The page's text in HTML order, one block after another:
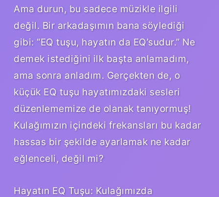
Ama durun, bu sadece müzikle ilgili
değil. Bir arkadaşımın bana söylediği
gibi: “EQ tuşu, hayatın da EQ’sudur.” Ne
demek istediğini ilk başta anlamadım,
ama sonra anladım. Gerçekten de, o
küçük EQ tuşu hayatımızdaki sesleri
düzenlememize de olanak tanıyormuş!
Kulağımızın içindeki frekansları bu kadar
hassas bir şekilde ayarlamak ne kadar
eğlenceli, değil mi?
Hayatın EQ Tuşu: Kulağımızda